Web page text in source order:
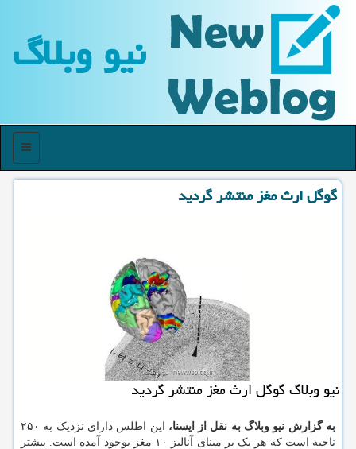
نیو وبلاگ
منو
گوگل ارث مغز منتشر گردید
نیو وبلاگ گوگل ارث مغز منتشر گردید
به گزارش نیو وبلاگ به نقل از ایسنا،
این اطلس دارای نزدیک به ۲۵۰
ناحیه است که هر یک بر مبنای آنالیز ۱۰ مغز بوجود آمده است. بیشتر